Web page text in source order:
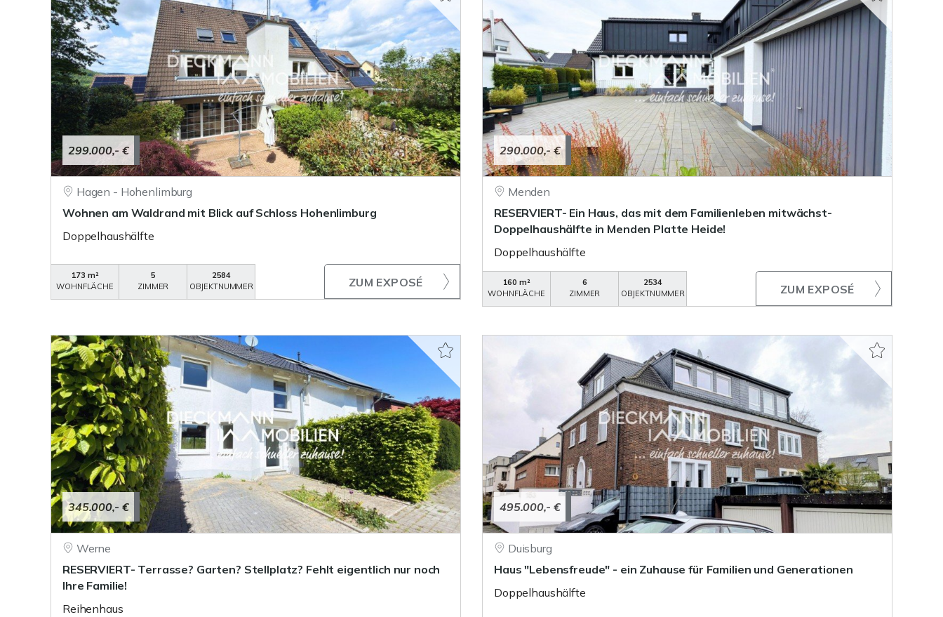
299.000,- €
Hagen - Hohenlimburg
Wohnen am Waldrand mit Blick auf Schloss Hohenlimburg
Doppelhaushälfte
173 m²
WOHNFLÄCHE
5
ZIMMER
2584
OBJEKTNUMMER
ZUM EXPOSÉ
290.000,- €
Menden
RESERVIERT- Ein Haus, das mit dem Familienleben mitwächst-
Doppelhaushälfte in Menden Platte Heide!
Doppelhaushälfte
160 m²
WOHNFLÄCHE
6
ZIMMER
2534
OBJEKTNUMMER
ZUM EXPOSÉ
345.000,- €
Werne
RESERVIERT- Terrasse? Garten? Stellplatz? Fehlt eigentlich nur noch
Ihre Familie!
Reihenhaus
495.000,- €
Duisburg
Haus "Lebensfreude" - ein Zuhause für Familien und Generationen
Doppelhaushälfte